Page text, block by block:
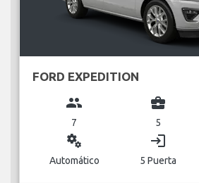
FORD EXPEDITION
group
7
business_center
5
miscellaneous_services
Automático
login
5 Puerta